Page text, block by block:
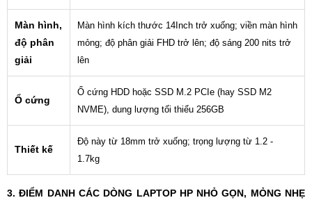
Màn hình,
độ phân
giải
Màn hình kích thước 14Inch trở xuống; viền màn hình
mỏng; độ phân giải FHD trở lên; độ sáng 200 nits trở
lên
Ổ cứng
Ổ cứng HDD hoặc SSD M.2 PCIe (hay SSD M2
NVME), dung lượng tối thiểu 256GB
Thiết kế
Độ này từ 18mm trở xuống; trọng lượng từ 1.2 -
1.7kg
3. ĐIỂM DANH CÁC DÒNG LAPTOP HP NHỎ GỌN, MỎNG NHẸ